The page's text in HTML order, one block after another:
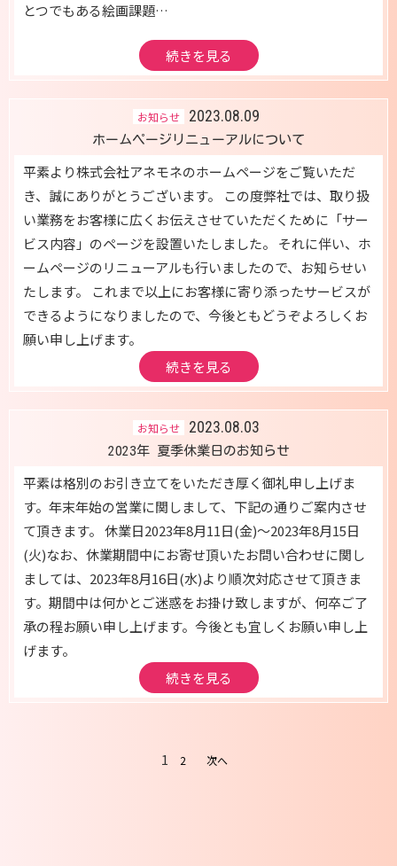
とつでもある絵画課題…
続きを見る
お知らせ 2023.08.09
ホームページリニューアルについて
平素より株式会社アネモネのホームページをご覧いただ
き、誠にありがとうございます。 この度弊社では、取り扱
い業務をお客様に広くお伝えさせていただくために「サー
ビス内容」のページを設置いたしました。 それに伴い、ホ
ームページのリニューアルも行いましたので、お知らせい
たします。 これまで以上にお客様に寄り添ったサービスが
できるようになりましたので、今後ともどうぞよろしくお
願い申し上げます。
続きを見る
お知らせ 2023.08.03
2023年 夏季休業日のお知らせ
平素は格別のお引き立てをいただき厚く御礼申し上げま
す。年末年始の営業に関しまして、下記の通りご案内させ
て頂きます。 休業日2023年8月11日(金)～2023年8月15日
(火)なお、休業期間中にお寄せ頂いたお問い合わせに関し
ましては、2023年8月16日(水)より順次対応させて頂きま
す。期間中は何かとご迷惑をお掛け致しますが、何卒ご了
承の程お願い申し上げます。今後とも宜しくお願い申し上
げます。
続きを見る
1 2 次へ